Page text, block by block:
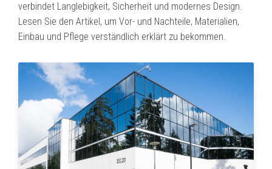
verbindet Langlebigkeit, Sicherheit und modernes Design.
Lesen Sie den Artikel, um Vor- und Nachteile, Materialien,
Einbau und Pflege verständlich erklärt zu bekommen.